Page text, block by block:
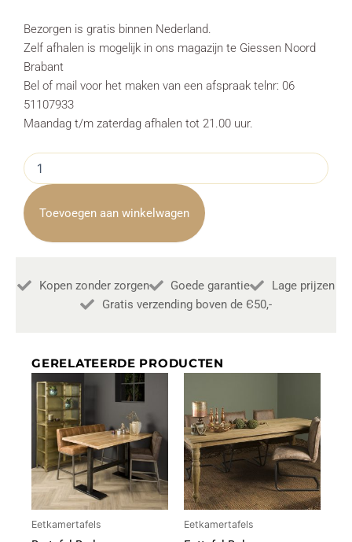
Bezorgen is gratis binnen Nederland.
Zelf afhalen is mogelijk in ons magazijn te Giessen Noord
Brabant
Bel of mail voor het maken van een afspraak telnr: 06
51107933
Maandag t/m zaterdag afhalen tot 21.00 uur.
Eettafel
Fleur
Landelijk
160cm
Towerliving
aantal
Toevoegen aan winkelwagen
Kopen zonder zorgen Goede garantie
Lage prijzen
Gratis verzending boven de Є50,-
GERELATEERDE PRODUCTEN
Eetkamertafels Eetkamertafels